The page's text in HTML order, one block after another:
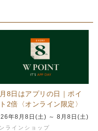
8日はアプリの日｜ポイ
2倍〈オンライン限定〉
年8月8日(土) ～ 8月8日(土)
ラインショップ